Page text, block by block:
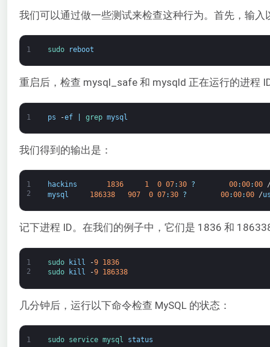
我们可以通过做一些测试来检查这种行为。首先，输入
1 sudo reboot
重启后，检查 mysql_safe 和 mysqld 正在运行的进程
1 ps -ef grep mysql
我们得到的输出是：
1
2
hackins 1836 1 0 07:30 ? 00:00:00
mysql
186338 907 0 07:30 ? 00:00:00 /
记下进程 ID。在我们的例子中，它们是 1836 和
1
2
sudo kill -9
1836
sudo
kill -9 186338
几分钟后，运行以下命令检查 MySQL 的状态：
1 sudo service mysql status